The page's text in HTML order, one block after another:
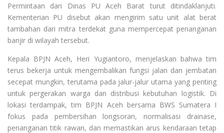
Permintaan dari Dinas PU Aceh Barat turut ditindaklanjuti.
Kementerian PU disebut akan mengirim satu unit alat berat
tambahan dari mitra terdekat guna mempercepat penanganan
banjir di wilayah tersebut.
Kepala BPJN Aceh, Heri Yugiantoro, menjelaskan bahwa tim
terus bekerja untuk mengembalikan fungsi jalan dan jembatan
secepat mungkin, terutama pada jalur-jalur utama yang penting
untuk pergerakan warga dan distribusi kebutuhan logistik. Di
lokasi terdampak, tim BPJN Aceh bersama BWS Sumatera I
fokus pada pembersihan longsoran, normalisasi drainase,
penanganan titik rawan, dan memastikan arus kendaraan tetap